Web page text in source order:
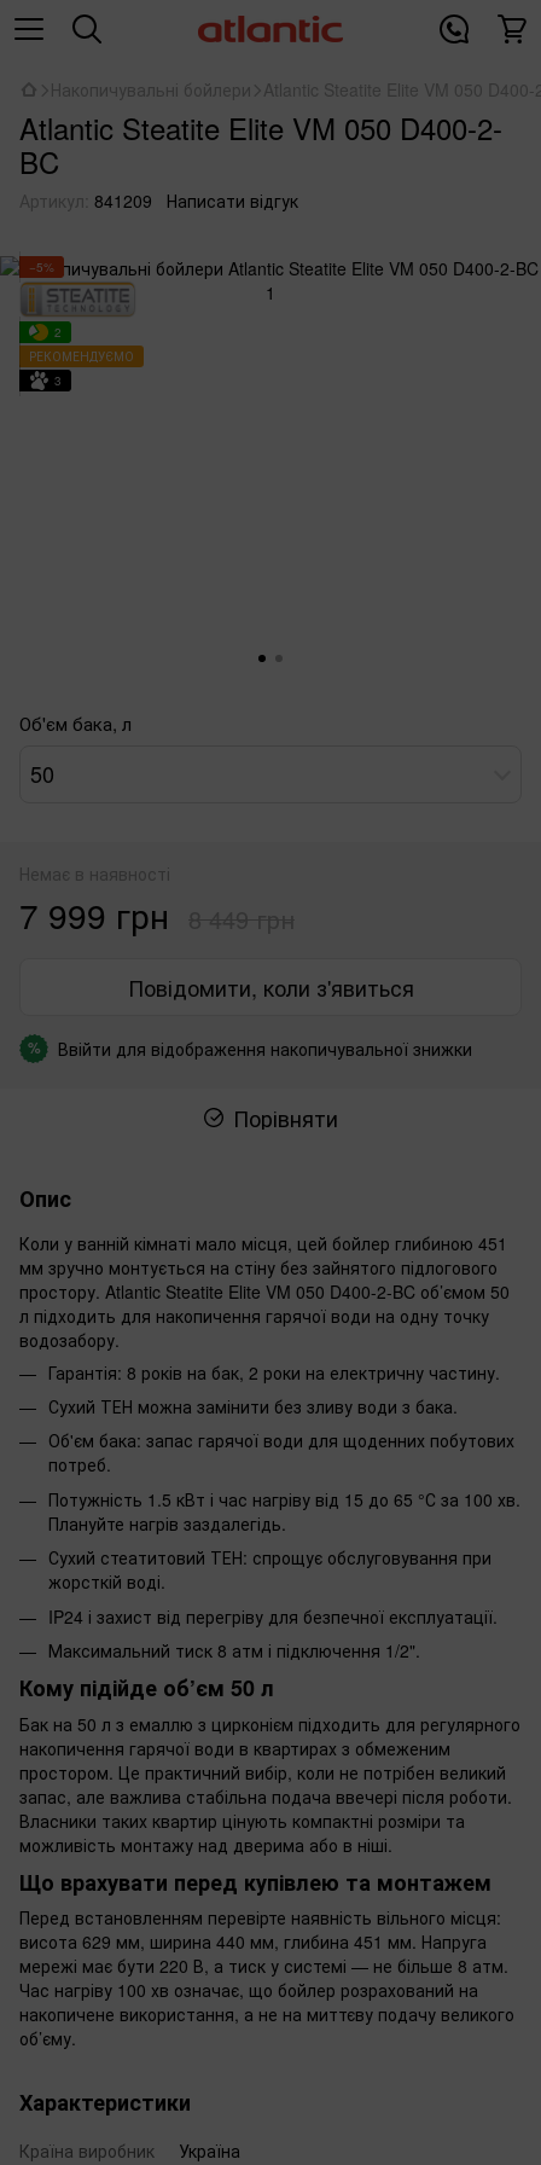
Накопичувальні бойлери Atlantic Steatite Elite VM 050 D400-
Atlantic Steatite Elite VM 050 D400-2-
BC
Артикул: 841209 Написати відгук
−5%
2
РЕКОМЕНДУЄМО
3
Об'єм бака, л
50
Немає в наявності
7 999 грн
Повідомити, коли з'явиться
% Ввійти для відображення накопичувальної знижки
Порівняти
Опис
Коли у ванній кімнаті мало місця, цей бойлер глибиною 451
мм зручно монтується на стіну без зайнятого підлогового
простору. Atlantic Steatite Elite VM 050 D400-2-BC об’ємом 50
л підходить для накопичення гарячої води на одну точку
водозабору.
Гарантія: 8 років на бак, 2 роки на електричну частину.
Сухий ТЕН можна замінити без зливу води з бака.
Об'єм бака: запас гарячої води для щоденних побутових
потреб.
Потужність 1.5 кВт і час нагріву від 15 до 65 °С за 100 хв.
Плануйте нагрів заздалегідь.
Сухий стеатитовий ТЕН: спрощує обслуговування при
жорсткій воді.
IP24 і захист від перегріву для безпечної експлуатації.
Максимальний тиск 8 атм і підключення 1/2".
Кому підійде об’єм 50 л
Бак на 50 л з емаллю з цирконієм підходить для регулярного
накопичення гарячої води в квартирах з обмеженим
простором. Це практичний вибір, коли не потрібен великий
запас, але важлива стабільна подача ввечері після роботи.
Власники таких квартир цінують компактні розміри та
можливість монтажу над дверима або в ніші.
Що врахувати перед купівлею та монтажем
Перед встановленням перевірте наявність вільного місця:
висота 629 мм, ширина 440 мм, глибина 451 мм. Напруга
мережі має бути 220 В, а тиск у системі — не більше 8 атм.
Час нагріву 100 хв означає, що бойлер розрахований на
накопичене використання, а не на миттєву подачу великого
об’єму.
Характеристики
Країна виробник Україна